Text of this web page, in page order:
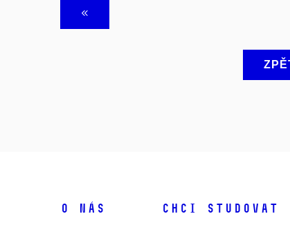
O NÁS CHCI STUDOVAT